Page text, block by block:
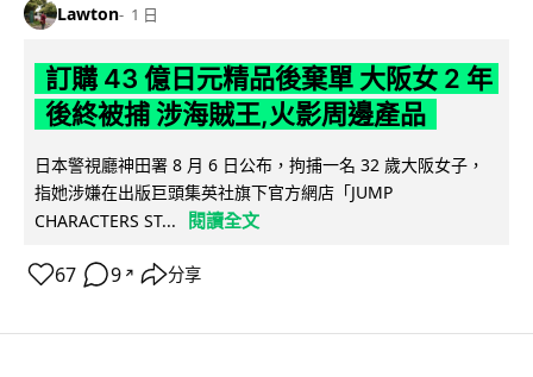
Lawton 1 日
訂購 43 億日元精品後棄單 大阪女 2 年
後終被捕 涉海賊王,火影周邊產品
日本警視廳神田署 8 月 6 日公布，拘捕一名 32 歲大阪女子，
指她涉嫌在出版巨頭集英社旗下官方網店「JUMP
CHARACTERS ST...
閱讀全文
67 9 ↗ 分享